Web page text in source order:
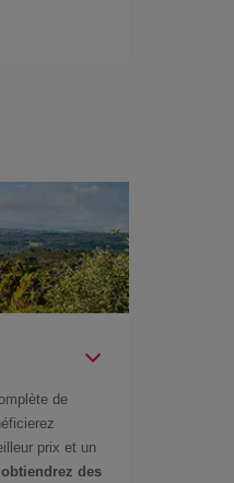
de
prix et un
des